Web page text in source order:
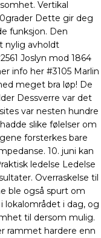
Vertikal
Dette gir deg
funksjon. Den
nylig avholdt
Joslyn mod 1864
info her #3105 Marlin
meget bra løp! De
Dessverre var det
var nesten hundre
slike følelser om
forsterkes bare
10. juni kan
ledelse Ledelse
Overraskelse til
ble også spurt om
lokalområdet i dag, og
til dersom mulig.
rammet hardere enn